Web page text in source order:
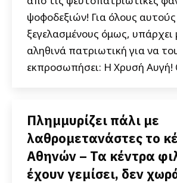
ψοφοδεξιών! Για όλους
ξεγελασμένους όμως, υπάρχει
αληθινά πατριωτική για να
εκπροσωπήσει: Η Χρυσή Αυγή!
Πλημμυρίζει πάλι με
λαθρομετανάστες το
Αθηνών – Τα κέντρα
έχουν γεμίσει, δεν